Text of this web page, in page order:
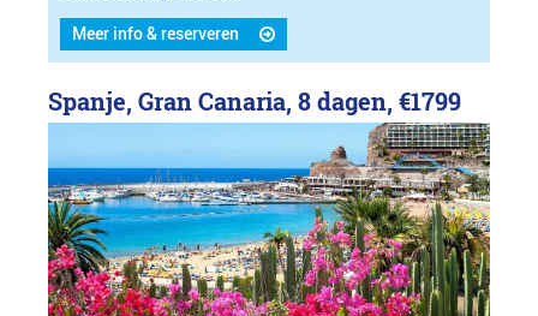
Meer info & reserveren
Spanje, Gran Canaria, 8 dagen, €1799